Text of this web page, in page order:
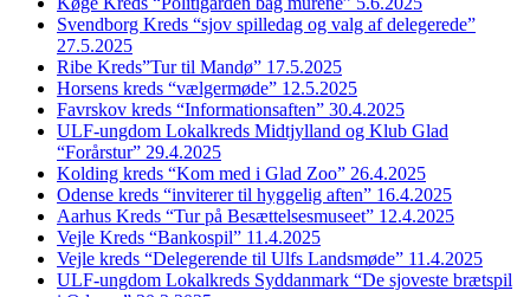
Svendborg Kreds “sjov spilledag og valg af delegerede”
27.5.2025
Ribe Kreds”Tur til Mandø” 17.5.2025
Horsens kreds “vælgermøde” 12.5.2025
Favrskov kreds “Informationsaften” 30.4.2025
ULF-ungdom Lokalkreds Midtjylland og Klub Glad
“Forårstur” 29.4.2025
Kolding kreds “Kom med i Glad Zoo” 26.4.2025
Odense kreds “inviterer til hyggelig aften” 16.4.2025
Aarhus Kreds “Tur på Besættelsesmuseet” 12.4.2025
Vejle Kreds “Bankospil” 11.4.2025
Vejle kreds “Delegerende til Ulfs Landsmøde” 11.4.2025
ULF-ungdom Lokalkreds Syddanmark “De sjoveste brætspil